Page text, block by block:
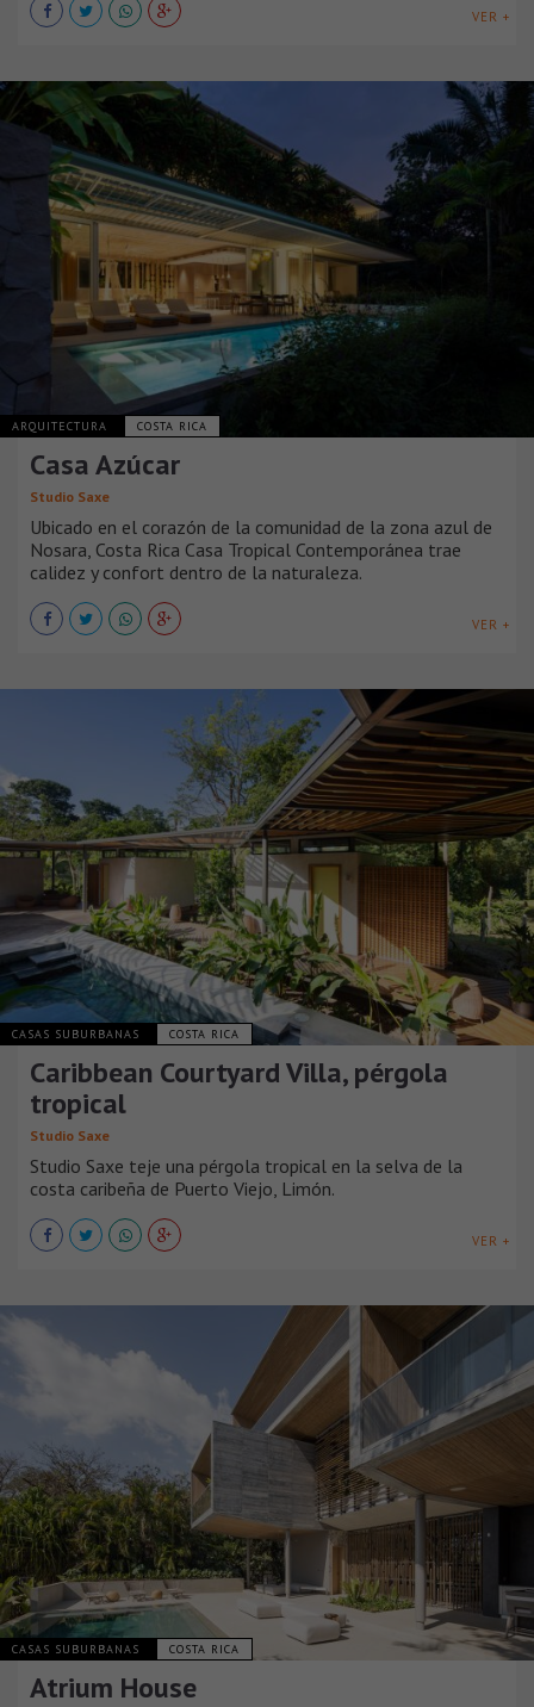
VER +
ARQUITECTURA COSTA RICA
Casa Azúcar
Studio Saxe
Ubicado en el corazón de la comunidad de la zona azul de
Nosara, Costa Rica Casa Tropical Contemporánea trae
calidez y confort dentro de la naturaleza.
VER +
CASAS SUBURBANAS COSTA RICA
Caribbean Courtyard Villa, pérgola
tropical
Studio Saxe
Studio Saxe teje una pérgola tropical en la selva de la
costa caribeña de Puerto Viejo, Limón.
VER +
CASAS SUBURBANAS COSTA RICA
Atrium House